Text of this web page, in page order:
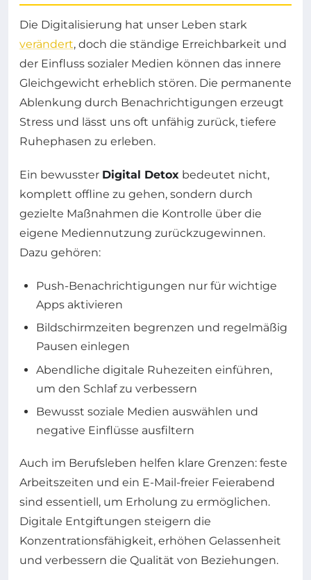
Die Digitalisierung hat unser Leben stark
verändert, doch die ständige Erreichbarkeit und
der Einfluss sozialer Medien können das innere
Gleichgewicht erheblich stören. Die permanente
Ablenkung durch Benachrichtigungen erzeugt
Stress und lässt uns oft unfähig zurück, tiefere
Ruhephasen zu erleben.
Ein bewusster Digital Detox bedeutet nicht,
komplett offline zu gehen, sondern durch
gezielte Maßnahmen die Kontrolle über die
eigene Mediennutzung zurückzugewinnen.
Dazu gehören:
Push-Benachrichtigungen nur für wichtige
Apps aktivieren
Bildschirmzeiten begrenzen und regelmäßig
Pausen einlegen
Abendliche digitale Ruhezeiten einführen,
um den Schlaf zu verbessern
Bewusst soziale Medien auswählen und
negative Einflüsse ausfiltern
Auch im Berufsleben helfen klare Grenzen: feste
Arbeitszeiten und ein E-Mail-freier Feierabend
sind essentiell, um Erholung zu ermöglichen.
Digitale Entgiftungen steigern die
Konzentrationsfähigkeit, erhöhen Gelassenheit
und verbessern die Qualität von Beziehungen.